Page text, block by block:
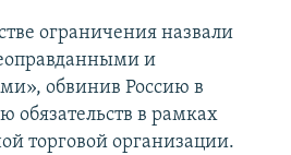
ограничения назвали
и
обвинив Россию в
обязательств в рамках
торговой организации.